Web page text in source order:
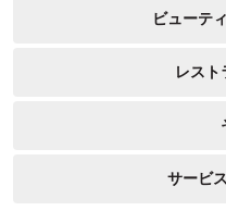
ビューテ
レスト
サービ